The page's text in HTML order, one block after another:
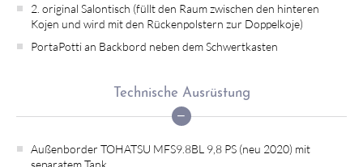
2. original Salontisch (füllt den Raum zwischen den hinteren
Kojen und wird mit den Rückenpolstern zur Doppelkoje)
PortaPotti an Backbord neben dem Schwertkasten
Technische Ausrüstung
Außenborder TOHATSU MFS9.8BL 9,8 PS (neu 2020) mit
separatem Tank